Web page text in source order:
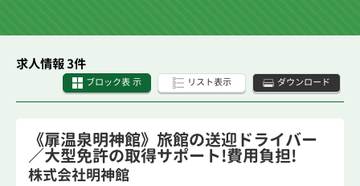
求人情報 3件
ブロック表 示 リスト表示 ダウンロード
《扉温泉明神館》旅館の送迎ドライバー
／大型免許の取得サポート!費用負担!
株式会社明神館